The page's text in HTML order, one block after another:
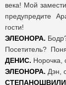
века! Мой
предупредите
гости!
ЭЛЕОНОРА.
Посетитель?
ДЕНИС. Норочка,
ЭЛЕОНОРА. Дэн,